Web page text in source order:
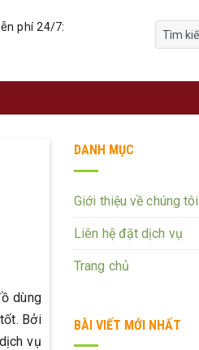
phí 24/7:
dùng
Bởi
vụ
DANH MỤC
Giới thiệu về chúng tôi
Liên hệ đặt dịch vụ
Trang chủ
BÀI VIẾT MỚI NHẤT